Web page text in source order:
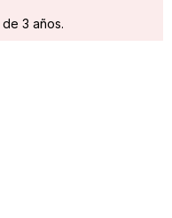
3 años.